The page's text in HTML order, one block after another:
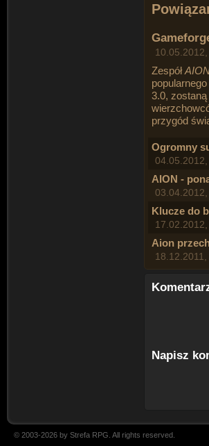
Zespół
3.0,
przygód
Ogromny
AION -
Klucze do
Aion
Napisz
© 2003-2026 by Strefa RPG. All rights reserved.